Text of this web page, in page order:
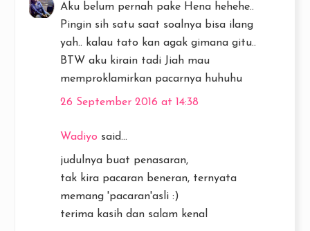
Aku belum pernah pake Hena hehehe..
Pingin sih satu saat soalnya bisa ilang
yah.. kalau tato kan agak gimana gitu..
BTW aku kirain tadi Jiah mau
memproklamirkan pacarnya huhuhu
26 September 2016 at 14:38
Wadiyo said...
judulnya buat penasaran,
tak kira pacaran beneran, ternyata
memang 'pacaran'asli :)
terima kasih dan salam kenal